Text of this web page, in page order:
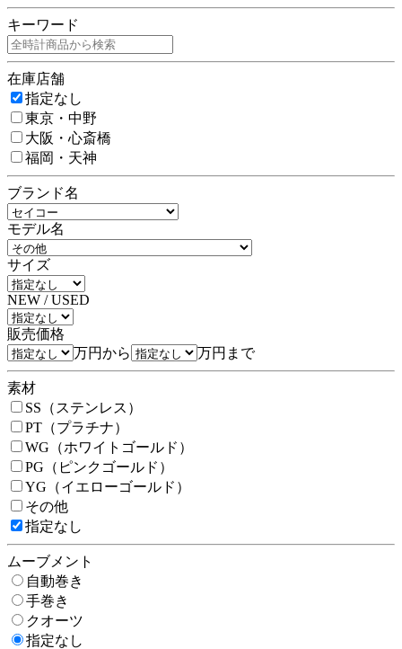
キーワード
在庫店舗
指定なし
東京・中野
大阪・心斎橋
福岡・天神
ブランド名
モデル名
サイズ
NEW / USED
販売価格
万円から
万円まで
素材
SS（ステンレス）
PT（プラチナ）
WG（ホワイトゴールド）
PG（ピンクゴールド）
YG（イエローゴールド）
その他
指定なし
ムーブメント
自動巻き
手巻き
クオーツ
指定なし